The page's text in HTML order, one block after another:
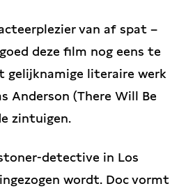
van af spat –
deze film nog eens te
gelijknamige literaire werk
Anderson (There Will Be
zintuigen.
detective in Los
wordt. Doc vormt